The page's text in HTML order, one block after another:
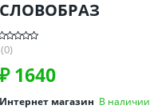
СЛОВОБРАЗ
(0)
₽ 1640
Интернет магазин В наличии